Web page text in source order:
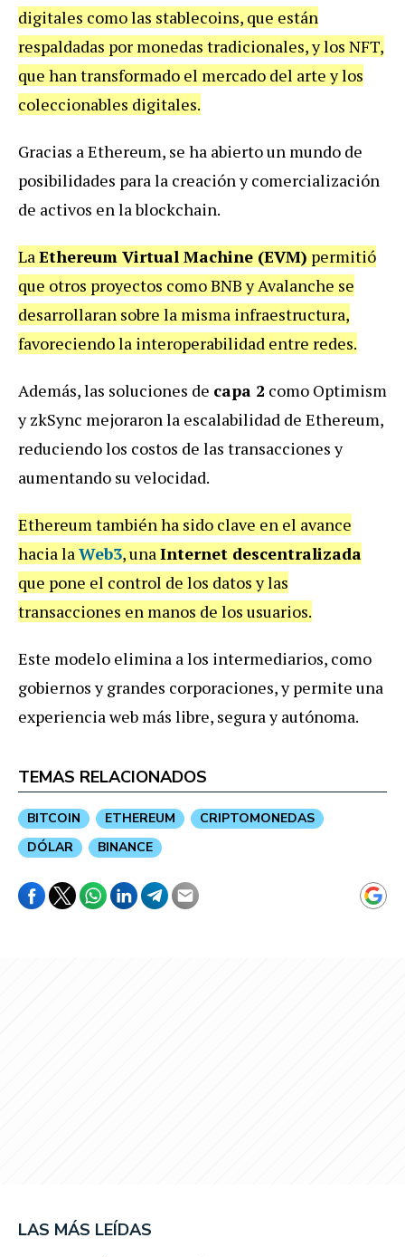
digitales como las stablecoins, que están
respaldadas por monedas tradicionales, y los NFT,
que han transformado el mercado del arte y los
coleccionables digitales.
Gracias a Ethereum, se ha abierto un mundo de
posibilidades para la creación y comercialización
de activos en la blockchain.
LaEthereum Virtual Machine (EVM) permitió
que otros proyectos como BNB y Avalanche se
desarrollaran sobre la misma infraestructura,
favoreciendo la interoperabilidad entre redes.
Además, las soluciones de capa 2 como Optimism
y zkSync mejoraron la escalabilidad de Ethereum,
reduciendo los costos de las transacciones y
aumentando su velocidad.
Ethereum también ha sido clave en el avance
hacia laWeb3, unaInternet descentralizada
que pone el control de los datos y las
transacciones en manos de los usuarios.
Este modelo elimina a los intermediarios, como
gobiernos y grandes corporaciones, y permite una
experiencia web más libre, segura y autónoma.
TEMAS RELACIONADOS
BITCOIN ETHEREUM
CRIPTOMONEDAS
DÓLAR
BINANCE
LAS MÁS LEÍDAS